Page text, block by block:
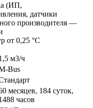
(ИП,
датчики
производителя —
от 0,25 °С
м3/ч
Bus
месяцев, 184 суток,
часов